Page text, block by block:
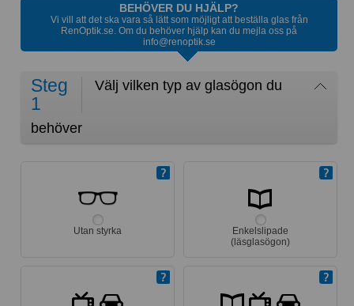
BEHÖVER DU HJÄLP?
Vi vill att det ska vara så lätt som möjligt att beställa glas från
RenOptik.se. Om du behöver hjälp kan du mejla oss på
info@renoptik.se
Steg
1
Välj vilken typ av glasögon du
behöver
Utan styrka
Enkelslipade
(läsglasögon)